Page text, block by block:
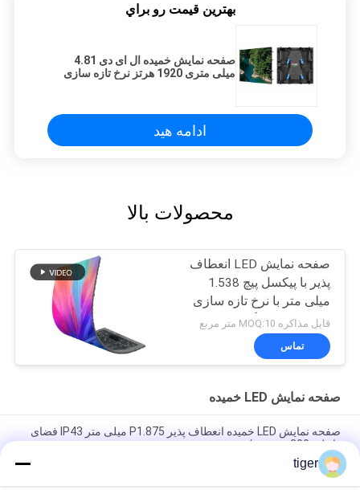
بهترين قيمت رو براي
صفحه نمایش خمیده ال ای دی 4.81
میلی متری 1920 هرتز نرخ تازه سازی
ادامه هید
محصولات بالا
صفحه نمایش LED انعطاف
پذیر با پیکسل پیچ 1.538
میلی متر با نرخ تازه سازی
7680 هرتز و نگهداری از
جلو برای نمایشگرهای
منحنی فوق العاده HD
قابل مذاکره MOQ:10 متر مربع
تماس
صفحه نمایش LED خمیده
صفحه نمایش LED خمیده انعطاف پذیر P1.875 میلی متر IP43 فضای
داخلی 800 سی دی/متر مربع
بالا
tiger